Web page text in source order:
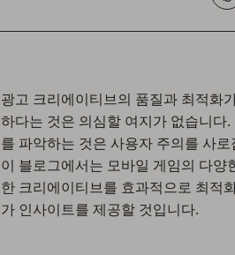
광고 크리에이티브의 품질과 최적화
하다는 것은 의심할 여지가 없습니다
를 파악하는 것은 사용자 주의를 사
이 블로그에서는 모바일 게임의 다양
한 크리에이티브를 효과적으로 최적
가 인사이트를 제공할 것입니다.